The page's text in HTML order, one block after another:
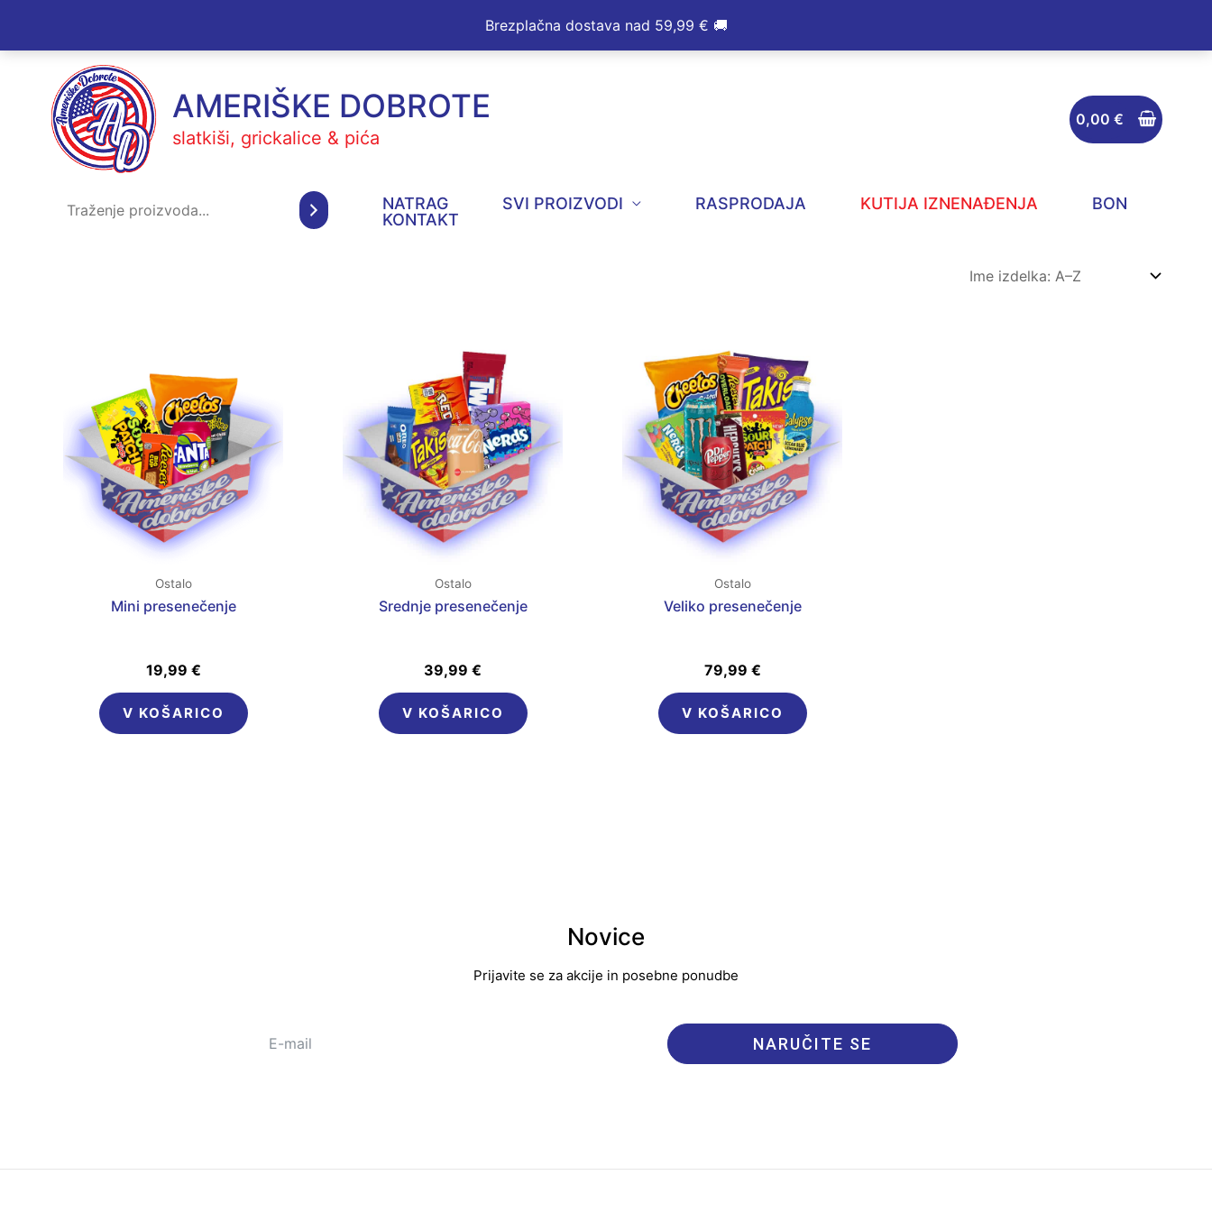
Brezplačna dostava nad 59,99 € 🚚
sadržaja
AMERIŠKE DOBROTE
slatkiši, grickalice & pića
0,00 €
NATRAG SVI PROIZVODI RASPRODAJA KUTIJA IZNENAĐENJA
BON
KONTAKT
Ostalo
Mini presenečenje
19,99 €
V KOŠARICO
Ostalo
Srednje presenečenje
39,99 €
V KOŠARICO
Ostalo
Veliko presenečenje
79,99 €
V KOŠARICO
Novice
Prijavite se za akcije in posebne ponudbe
NARUČITE SE